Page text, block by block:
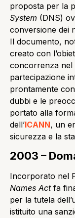
proposta per la
System (DNS)
conversione dei
Il documento,
creato con
concorrenza
partecipazione
prontamente
dubbi e le
portato alla
dell’ICANN, un
sicurezza e la
2003 –
Incorporato nel
Names Actfa
per la tutela
istituito una